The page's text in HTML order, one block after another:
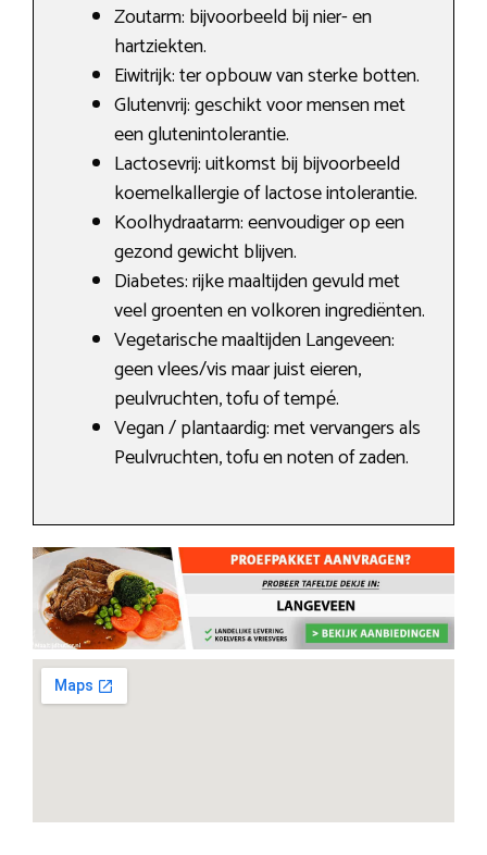
Zoutarm: bijvoorbeeld bij nier- en
hartziekten.
Eiwitrijk: ter opbouw van sterke botten.
Glutenvrij: geschikt voor mensen met
een glutenintolerantie.
Lactosevrij: uitkomst bij bijvoorbeeld
koemelkallergie of lactose intolerantie.
Koolhydraatarm: eenvoudiger op een
gezond gewicht blijven.
Diabetes: rijke maaltijden gevuld met
veel groenten en volkoren ingrediënten.
Vegetarische maaltijden Langeveen:
geen vlees/vis maar juist eieren,
peulvruchten, tofu of tempé.
Vegan / plantaardig: met vervangers als
Peulvruchten, tofu en noten of zaden.